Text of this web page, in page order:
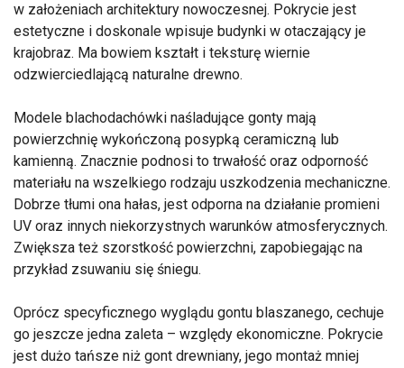
w założeniach architektury nowoczesnej. Pokrycie jest
estetyczne i doskonale wpisuje budynki w otaczający je
krajobraz. Ma bowiem kształt i teksturę wiernie
odzwierciedlającą naturalne drewno.
Modele blachodachówki naśladujące gonty mają
powierzchnię wykończoną posypką ceramiczną lub
kamienną. Znacznie podnosi to trwałość oraz odporność
materiału na wszelkiego rodzaju uszkodzenia mechaniczne.
Dobrze tłumi ona hałas, jest odporna na działanie promieni
UV oraz innych niekorzystnych warunków atmosferycznych.
Zwiększa też szorstkość powierzchni, zapobiegając na
przykład zsuwaniu się śniegu.
Oprócz specyficznego wyglądu gontu blaszanego, cechuje
go jeszcze jedna zaleta – względy ekonomiczne. Pokrycie
jest dużo tańsze niż gont drewniany, jego montaż mniej